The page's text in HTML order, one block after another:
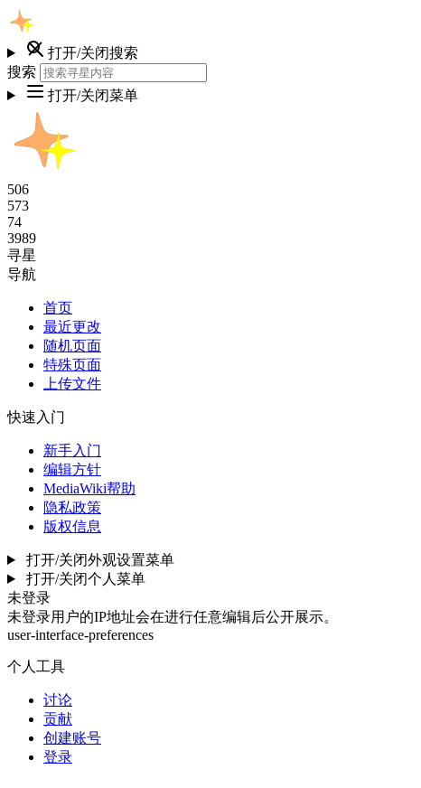
打开/关闭搜索
搜索
打开/关闭菜单
506
573
74
3989
寻星
导航
首页
最近更改
随机页面
特殊页面
上传文件
快速入门
新手入门
编辑方针
MediaWiki帮助
隐私政策
版权信息
打开/关闭外观设置菜单
打开/关闭个人菜单
未登录
未登录用户的IP地址会在进行任意编辑后公开展示。
user-interface-preferences
个人工具
讨论
贡献
创建账号
登录